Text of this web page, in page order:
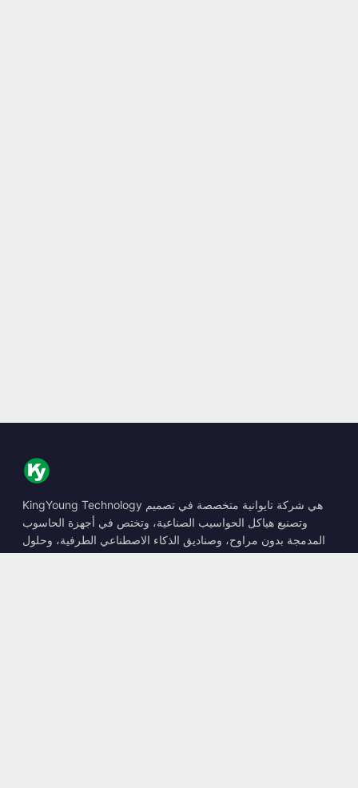
KingYoung Technology هي شركة تايوانية متخصصة في تصميم
وتصنيع هياكل الحواسيب الصناعية، وتختص في أجهزة الحاسوب
المدمجة بدون مراوح، وصناديق الذكاء الاصطناعي الطرفية، وحلول
الحوسبة المتينة.